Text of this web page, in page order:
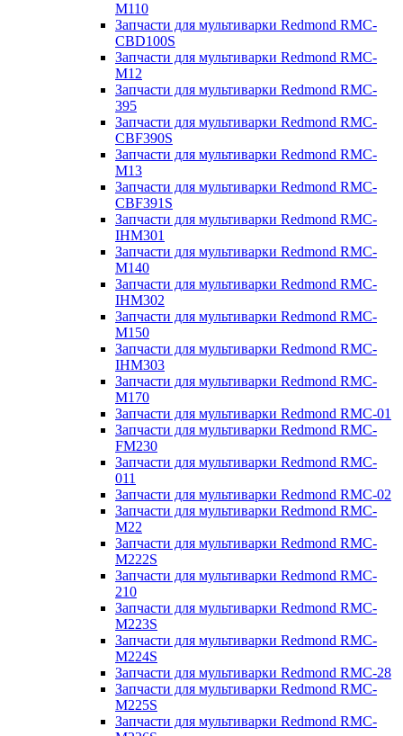
M110
Запчасти для мультиварки Redmond RMC-
CBD100S
Запчасти для мультиварки Redmond RMC-
M12
Запчасти для мультиварки Redmond RMC-
395
Запчасти для мультиварки Redmond RMC-
CBF390S
Запчасти для мультиварки Redmond RMC-
M13
Запчасти для мультиварки Redmond RMC-
CBF391S
Запчасти для мультиварки Redmond RMC-
IHM301
Запчасти для мультиварки Redmond RMC-
M140
Запчасти для мультиварки Redmond RMC-
IHM302
Запчасти для мультиварки Redmond RMC-
M150
Запчасти для мультиварки Redmond RMC-
IHM303
Запчасти для мультиварки Redmond RMC-
M170
Запчасти для мультиварки Redmond RMC-01
Запчасти для мультиварки Redmond RMC-
FM230
Запчасти для мультиварки Redmond RMC-
011
Запчасти для мультиварки Redmond RMC-02
Запчасти для мультиварки Redmond RMC-
M22
Запчасти для мультиварки Redmond RMC-
M222S
Запчасти для мультиварки Redmond RMC-
210
Запчасти для мультиварки Redmond RMC-
M223S
Запчасти для мультиварки Redmond RMC-
M224S
Запчасти для мультиварки Redmond RMC-28
Запчасти для мультиварки Redmond RMC-
M225S
Запчасти для мультиварки Redmond RMC-